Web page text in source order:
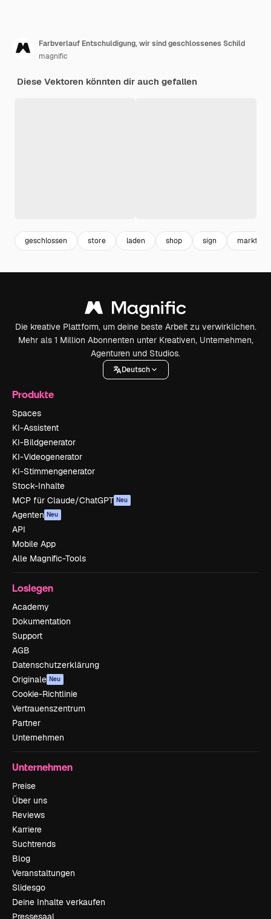
Farbverlauf Entschuldigung, wir sind geschlossenes Schild
magnific
Diese Vektoren könnten dir auch gefallen
geschlossen store laden shop sign markt
Die kreative Plattform, um deine beste Arbeit zu verwirklichen.
Mehr als 1 Million Abonnenten unter Kreativen, Unternehmen,
Agenturen und Studios.
Deutsch
Produkte
Spaces
KI-Assistent
KI-Bildgenerator
KI-Videogenerator
KI-Stimmengenerator
Stock-Inhalte
MCP für Claude/ChatGPT Neu
Agenten Neu
API
Mobile App
Alle Magnific-Tools
Loslegen
Academy
Dokumentation
Support
AGB
Datenschutzerklärung
Originale Neu
Cookie-Richtlinie
Vertrauenszentrum
Partner
Unternehmen
Unternehmen
Preise
Über uns
Reviews
Karriere
Suchtrends
Blog
Veranstaltungen
Slidesgo
Deine Inhalte verkaufen
Pressesaal